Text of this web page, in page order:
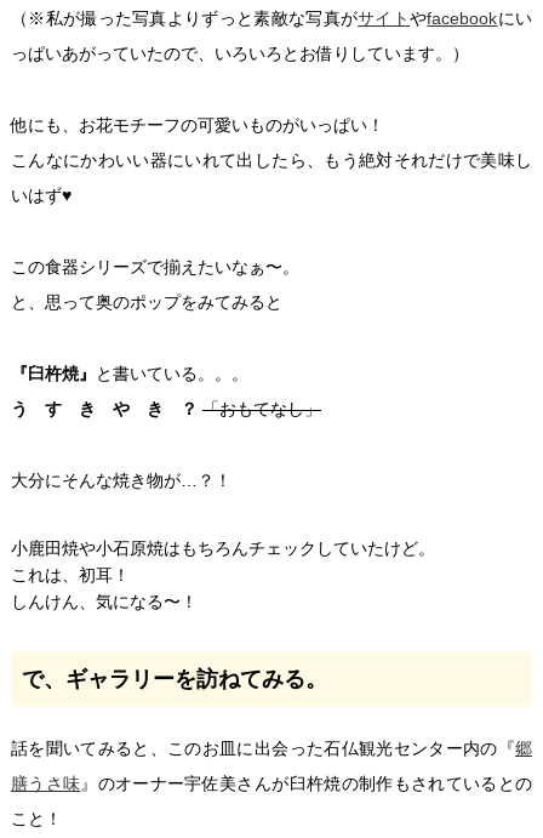
（※私が撮った写真よりずっと素敵な写真がサイトやfacebookにい
っぱいあがっていたので、いろいろとお借りしています。）
他にも、お花モチーフの可愛いものがいっぱい！
こんなにかわいい器にいれて出したら、もう絶対それだけで美味し
いはず♥
この食器シリーズで揃えたいなぁ〜。
と、思って奥のポップをみてみると
『臼杵焼』
と書いている。。。
う す き や き ？ 「おもてなし」
大分にそんな焼き物が…？！
小鹿田焼や小石原焼はもちろんチェックしていたけど。
これは、初耳！
しんけん、気になる〜！
で、ギャラリーを訪ねてみる。
話を聞いてみると、このお皿に出会った石仏観光センター内の『郷
膳うさ味』のオーナー宇佐美さんが臼杵焼の制作もされているとの
こと！